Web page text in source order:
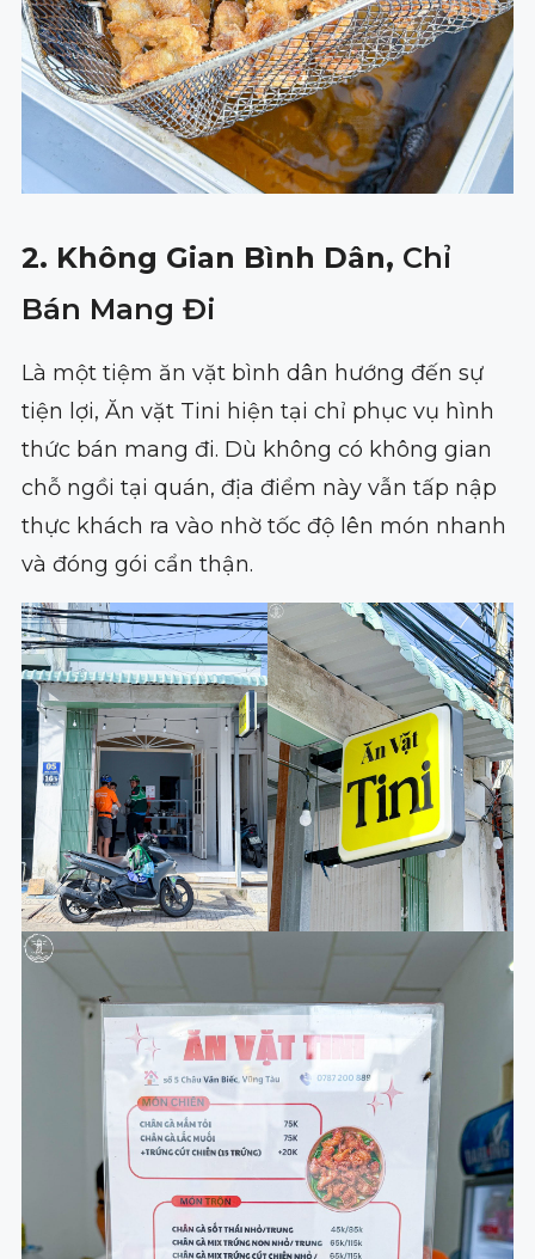
2. Không Gian Bình Dân, Chỉ
Bán Mang Đi
Là một tiệm ăn vặt bình dân hướng đến sự
tiện lợi, Ăn vặt Tini hiện tại chỉ phục vụ hình
thức bán mang đi. Dù không có không gian
chỗ ngồi tại quán, địa điểm này vẫn tấp nập
thực khách ra vào nhờ tốc độ lên món nhanh
và đóng gói cẩn thận.